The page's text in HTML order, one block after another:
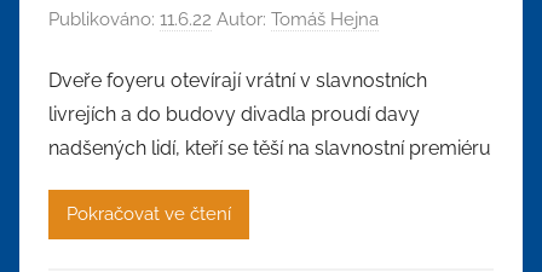
Publikováno: 11.6.22 Autor: Tomáš Hejna
Dveře foyeru otevírají vrátní v slavnostních
livrejích a do budovy divadla proudí davy
nadšených lidí, kteří se těší na slavnostní premiéru
Pokračovat ve čtení